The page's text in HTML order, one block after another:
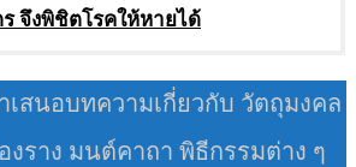
จึงพิชิตโรคให้หายได้
เสนอบทความเกี่ยวกับ วัตถุมงคล
งราง มนต์คาถา พิธีกรรมต่าง ๆ